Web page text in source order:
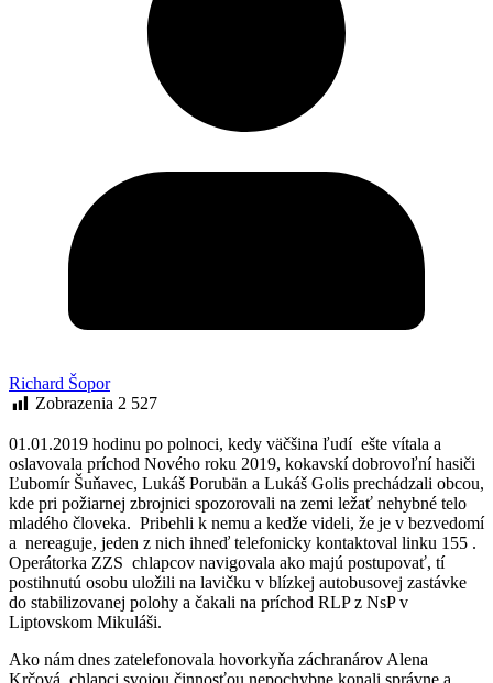
Richard Šopor
Zobrazenia 2 527
01.01.2019 hodinu po polnoci, kedy väčšina ľudí ešte vítala a
oslavovala príchod Nového roku 2019, kokavskí dobrovoľní hasiči
Ľubomír Šuňavec, Lukáš Porubän a Lukáš Golis prechádzali obcou,
kde pri požiarnej zbrojnici spozorovali na zemi ležať nehybné telo
mladého človeka. Pribehli k nemu a kedže videli, že je v bezvedomí
a nereaguje, jeden z nich ihneď telefonicky kontaktoval linku 155 .
Operátorka ZZS chlapcov navigovala ako majú postupovať, tí
postihnutú osobu uložili na lavičku v blízkej autobusovej zastávke
do stabilizovanej polohy a čakali na príchod RLP z NsP v
Liptovskom Mikuláši.
Ako nám dnes zatelefonovala hovorkyňa záchranárov Alena
Krčová, chlapci svojou činnosťou nepochybne konali správne a